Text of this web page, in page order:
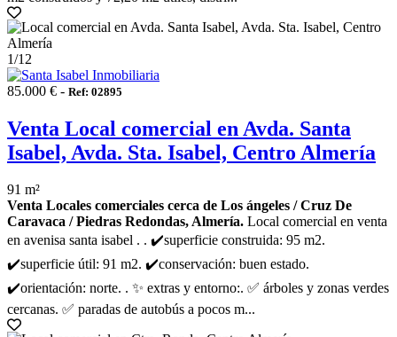
1/12
85.000 € - Ref: 02895
Venta Local comercial en Avda. Santa
Isabel, Avda. Sta. Isabel, Centro Almería
91 m²
Venta Locales comerciales cerca de Los ángeles / Cruz De
Caravaca / Piedras Redondas, Almería. Local comercial en venta
en avenisa santa isabel . . ✔️superficie construida: 95 m2.
✔️superficie útil: 91 m2. ✔️conservación: buen estado.
✔️orientación: norte. . ✨ extras y entorno:. ✅ árboles y zonas verdes
cercanas. ✅ paradas de autobús a pocos m...